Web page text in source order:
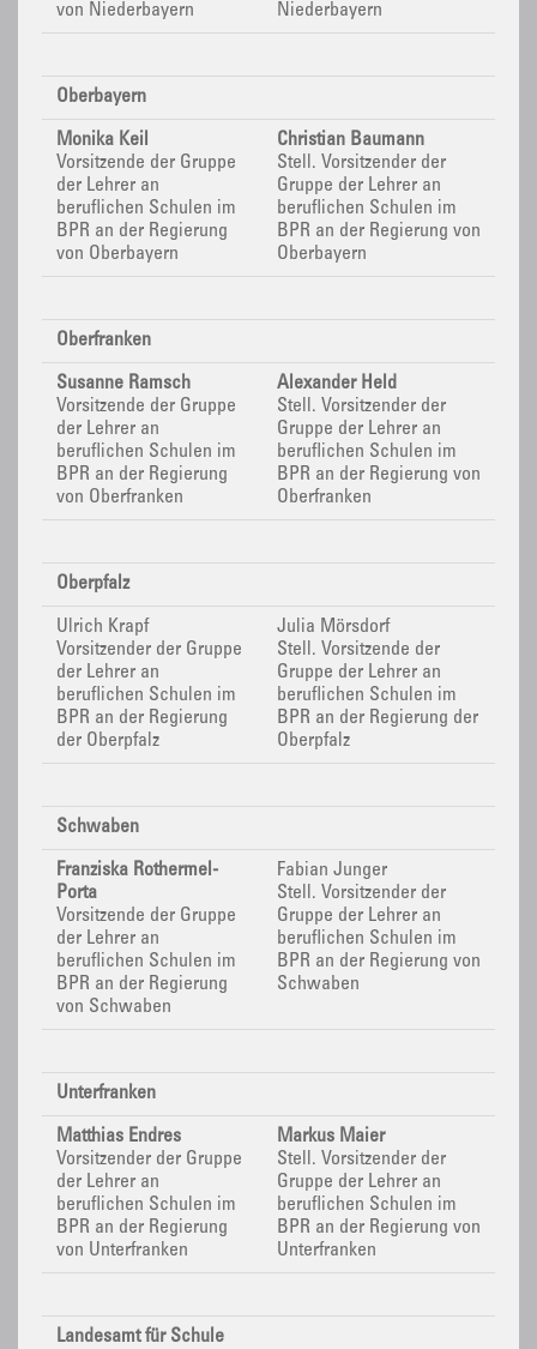
von Niederbayern
Niederbayern
Oberbayern
Monika Keil
Vorsitzende der Gruppe
der Lehrer an
beruflichen Schulen im
BPR an der Regierung
von Oberbayern
Christian Baumann
Stell. Vorsitzender der
Gruppe der Lehrer an
beruflichen Schulen im
BPR an der Regierung von
Oberbayern
Oberfranken
Susanne Ramsch
Vorsitzende der Gruppe
der Lehrer an
beruflichen Schulen im
BPR an der Regierung
von Oberfranken
Alexander Held
Stell. Vorsitzender der
Gruppe der Lehrer an
beruflichen Schulen im
BPR an der Regierung von
Oberfranken
Oberpfalz
Ulrich Krapf
Vorsitzender der Gruppe
der Lehrer an
beruflichen Schulen im
BPR an der Regierung
der Oberpfalz
Julia Mörsdorf
Stell. Vorsitzende der
Gruppe der Lehrer an
beruflichen Schulen im
BPR an der Regierung der
Oberpfalz
Schwaben
Franziska Rothermel-
Porta
Vorsitzende der Gruppe
der Lehrer an
beruflichen Schulen im
BPR an der Regierung
von Schwaben
Fabian Junger
Stell. Vorsitzender der
Gruppe der Lehrer an
beruflichen Schulen im
BPR an der Regierung von
Schwaben
Unterfranken
Matthias Endres
Vorsitzender der Gruppe
der Lehrer an
beruflichen Schulen im
BPR an der Regierung
von Unterfranken
Markus Maier
Stell. Vorsitzender der
Gruppe der Lehrer an
beruflichen Schulen im
BPR an der Regierung von
Unterfranken
Landesamt für Schule